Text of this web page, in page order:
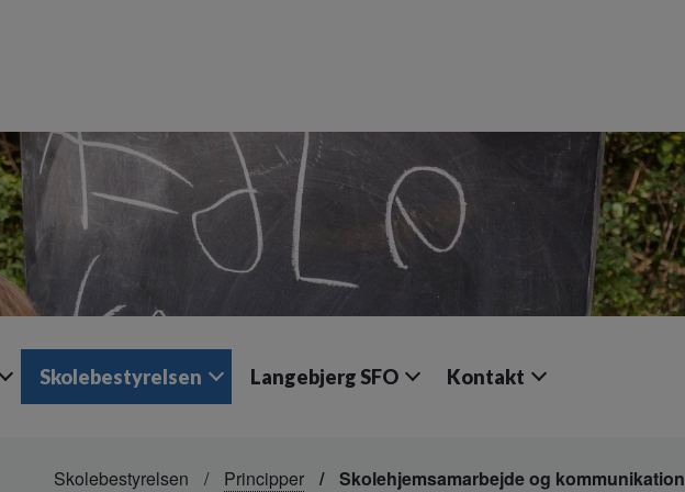
Skolebestyrelsen Langebjerg SFO Kontakt
Skolebestyrelsen Principper Skolehjemsamarbejde og kommunikation